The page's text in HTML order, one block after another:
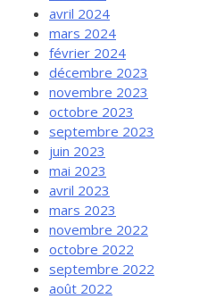
avril 2024
mars 2024
février 2024
décembre 2023
novembre 2023
octobre 2023
septembre 2023
juin 2023
mai 2023
avril 2023
mars 2023
novembre 2022
octobre 2022
septembre 2022
août 2022